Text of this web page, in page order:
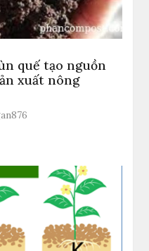
quế tạo nguồn
xuất nông